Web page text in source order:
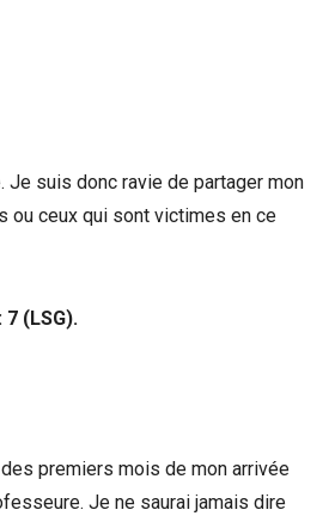
Je suis donc ravie de partager mon
ou ceux qui sont victimes en ce
(LSG).
premiers mois de mon arrivée
Je ne saurai jamais dire